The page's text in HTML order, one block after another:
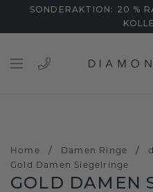
SONDERAKTION: 20 %
Home / Damen Ringe /
Gold Damen Siegelringe
GOLD DAMEN